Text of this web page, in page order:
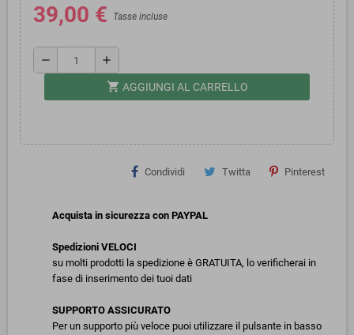
39,00 € Tasse incluse
remove add
shopping_cart AGGIUNGI AL CARRELLO
Condividi Twitta Pinterest
Acquista in sicurezza con PAYPAL
Spedizioni VELOCI
su molti prodotti la spedizione è GRATUITA, lo verificherai in
fase di inserimento dei tuoi dati
SUPPORTO ASSICURATO
Per un supporto più veloce puoi utilizzare il pulsante in basso